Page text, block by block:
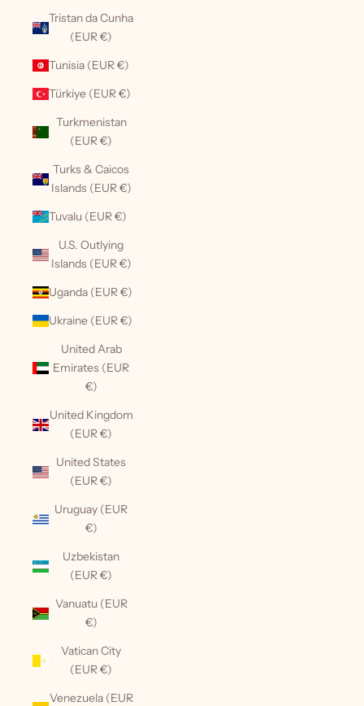
Tristan da Cunha
(EUR €)
Tunisia (EUR €)
Türkiye (EUR €)
Turkmenistan
(EUR €)
Turks & Caicos
Islands (EUR €)
Tuvalu (EUR €)
U.S. Outlying
Islands (EUR €)
Uganda (EUR €)
Ukraine (EUR €)
United Arab
Emirates (EUR
€)
United Kingdom
(EUR €)
United States
(EUR €)
Uruguay (EUR
€)
Uzbekistan
(EUR €)
Vanuatu (EUR
€)
Vatican City
(EUR €)
Venezuela (EUR